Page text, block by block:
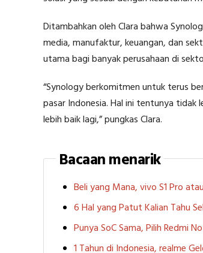
Ditambahkan oleh Clara bahwa
media, manufaktur, keuangan, dan
utama bagi banyak perusahaan di
“Synology berkomitmen untuk terus
pasar Indonesia. Hal ini tentunya tidak
lebih baik lagi,” pungkas Clara.
Bacaan menarik
Beli yang Mana, vivo S1 Pro
6 Hal yang Patut Kalian Tahu
Punya SoC Sama, Pilih Redmi
1 Tahun di Indonesia, realme